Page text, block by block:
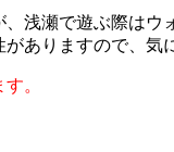
浅瀬で遊ぶ際はウ
ありますので、気
。